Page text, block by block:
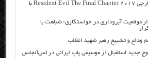
دانلود رایگان فیلم خارجی Resident Evil The Final Chapter 2017 با
موقعیت آبروداری در خواستگاری؛ شباهت با
موج جدید استقبال از موسیقی پاپ ایرانی در لس‌آنجلس